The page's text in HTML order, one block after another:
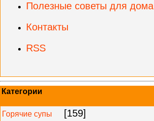
Полезные советы для дома
Контакты
RSS
Категории
Горячие супы
[159]